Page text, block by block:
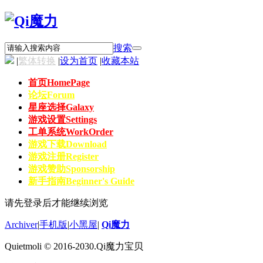
搜索
|繁体转换 |设为首页 |收藏本站
首页HomePage
论坛Forum
星座选择Galaxy
游戏设置Settings
工单系统WorkOrder
游戏下载Download
游戏注册Register
游戏赞助Sponsorship
新手指南Beginner's Guide
请先登录后才能继续浏览
Archiver|手机版|小黑屋| Qi魔力
Quietmoli © 2016-2030.Qi魔力宝贝